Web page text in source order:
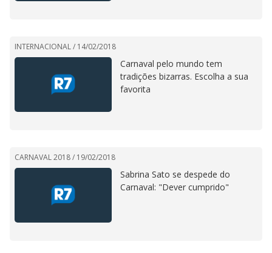
INTERNACIONAL / 14/02/2018
Carnaval pelo mundo tem
tradições bizarras. Escolha a sua
favorita
CARNAVAL 2018 / 19/02/2018
Sabrina Sato se despede do
Carnaval: "Dever cumprido"